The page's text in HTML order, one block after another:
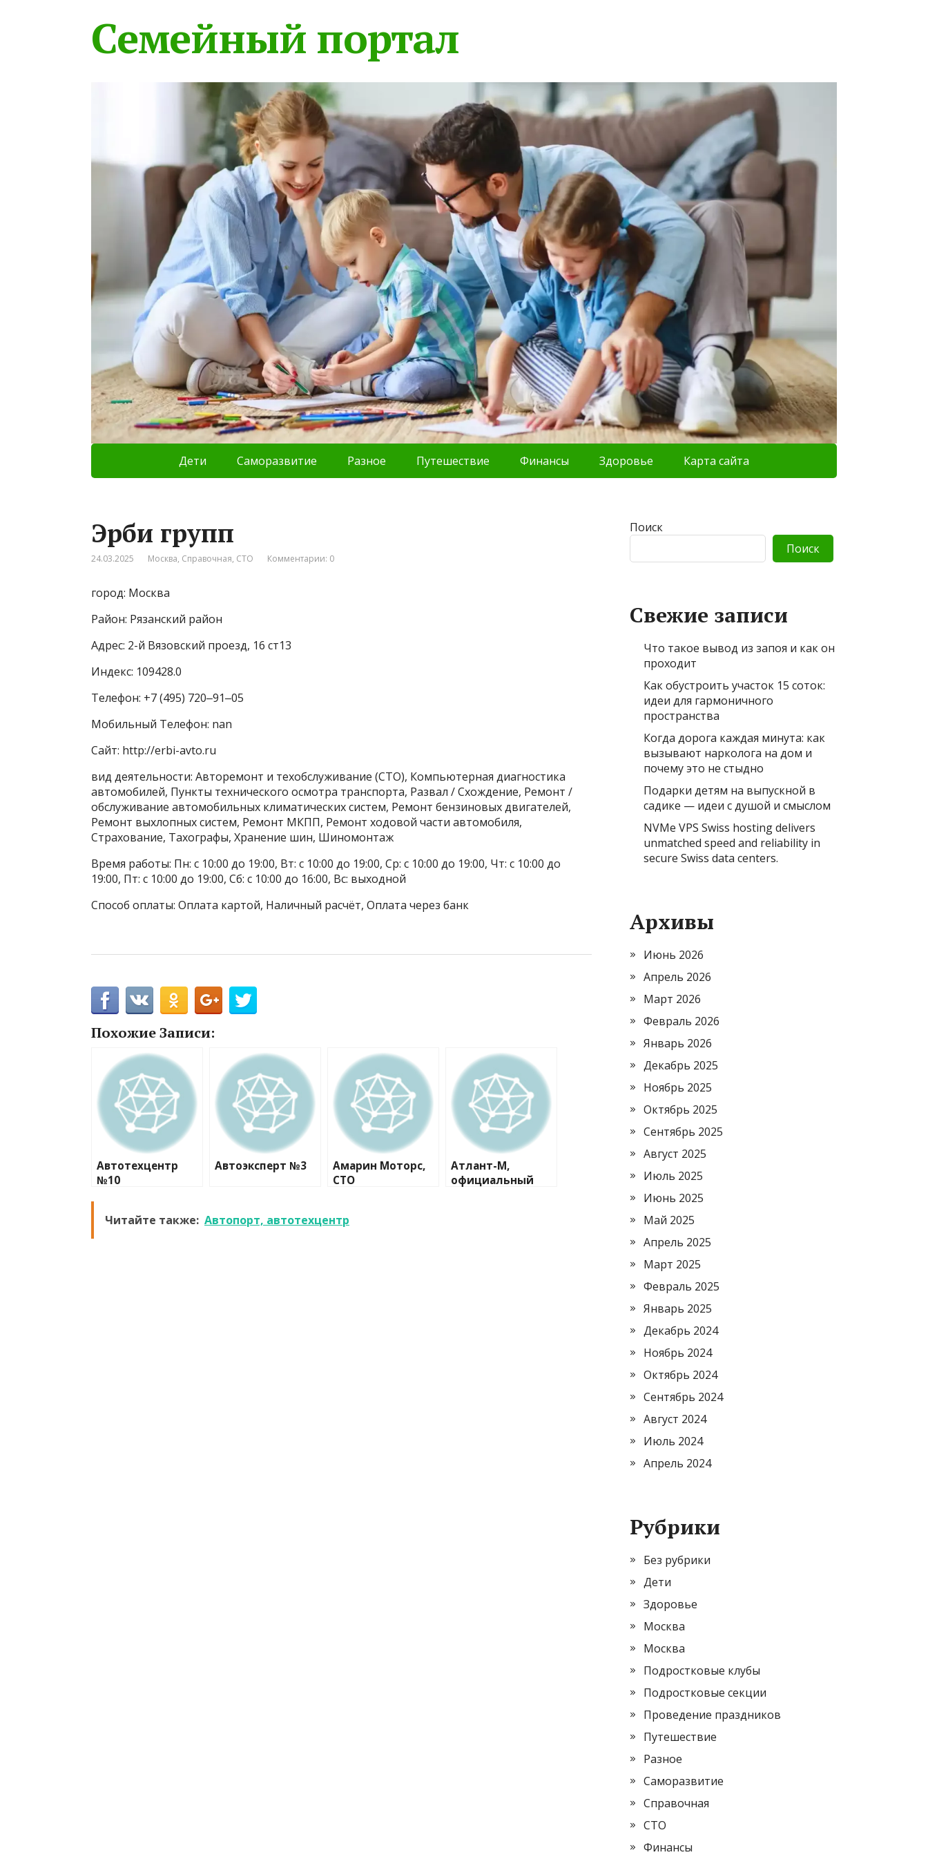
Семейный портал
Дети Саморазвитие Разное Путешествие Финансы Здоровье Карта сайта
Эрби групп
24.03.2025 Москва, Справочная, СТО Комментарии: 0
город: Москва
Район: Рязанский район
Адрес: 2-й Вязовский проезд, 16 ст13
Индекс: 109428.0
Телефон: +7 (495) 720‒91‒05
Мобильный Телефон: nan
Сайт: http://erbi-avto.ru
вид деятельности: Авторемонт и техобслуживание (СТО), Компьютерная диагностика
автомобилей, Пункты технического осмотра транспорта, Развал / Схождение, Ремонт /
обслуживание автомобильных климатических систем, Ремонт бензиновых двигателей,
Ремонт выхлопных систем, Ремонт МКПП, Ремонт ходовой части автомобиля,
Страхование, Тахографы, Хранение шин, Шиномонтаж
Время работы: Пн: с 10:00 до 19:00, Вт: с 10:00 до 19:00, Ср: с 10:00 до 19:00, Чт: с 10:00 до
19:00, Пт: с 10:00 до 19:00, Сб: с 10:00 до 16:00, Вс: выходной
Способ оплаты: Оплата картой, Наличный расчёт, Оплата через банк
Похожие Записи:
Автотехцентр
№10
Автоэксперт №3
Амарин Моторс,
СТО
Атлант-М,
официальный
Читайте также: Автопорт, автотехцентр
Поиск
Поиск
Свежие записи
Что такое вывод из запоя и как он
проходит
Как обустроить участок 15 соток:
идеи для гармоничного
пространства
Когда дорога каждая минута: как
вызывают нарколога на дом и
почему это не стыдно
Подарки детям на выпускной в
садике — идеи с душой и смыслом
NVMe VPS Swiss hosting delivers
unmatched speed and reliability in
secure Swiss data centers.
Архивы
Июнь 2026
Апрель 2026
Март 2026
Февраль 2026
Январь 2026
Декабрь 2025
Ноябрь 2025
Октябрь 2025
Сентябрь 2025
Август 2025
Июль 2025
Июнь 2025
Май 2025
Апрель 2025
Март 2025
Февраль 2025
Январь 2025
Декабрь 2024
Ноябрь 2024
Октябрь 2024
Сентябрь 2024
Август 2024
Июль 2024
Апрель 2024
Рубрики
Без рубрики
Дети
Здоровье
Москва
Москва
Подростковые клубы
Подростковые секции
Проведение праздников
Путешествие
Разное
Саморазвитие
Справочная
СТО
Финансы